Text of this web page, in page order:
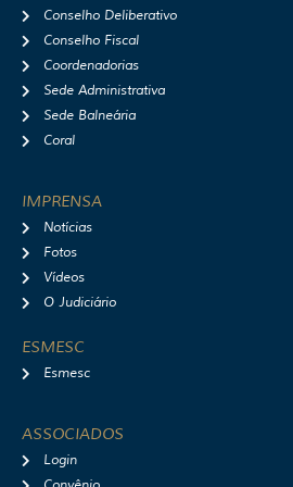
Conselho Deliberativo
Conselho Fiscal
Coordenadorias
Sede Administrativa
Sede Balneária
Coral
IMPRENSA
Notícias
Fotos
Vídeos
O Judiciário
ESMESC
Esmesc
ASSOCIADOS
Login